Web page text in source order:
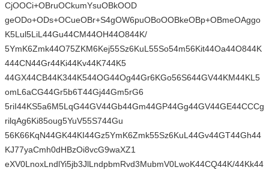
CjOOCi+OBruOCkumYsuOBkOOD
geODo+ODs+OCueOBr+S4gOW6puOBoOOBkeOBp+OBmeOAggo
K5Lul5LiL44Gu44CM44OH44O844K/
5YmK6Zmk44O75ZKM6Kej55Sz6KuL55So54m56Kit44Oa44O844K
444CN44Gr44Ki44Kv44K744K5
44GX44CB44K344K544OG44Og44Gr6KGo56S644GV44KM44KL5
omL6aCG44Gr5b6T44Gj44Gm5rG6
5riI44KS5a6M5LqG44GV44Gb44Gm44GP44Gg44GV44GE44CCCg
rilqAg6Ki85oug5YuV55S744Gu
56K66KqN44GK44KI44Gz5YmK6Zmk55Sz6KuL44Gv44GT44Gh44
KJ77yaCmh0dHBzOi8vcG9waXZ1
eXV0LnoxLndlYi5jb3JlLndpbmRvd3MubmV0LwoK44CQ44K/44Kk44